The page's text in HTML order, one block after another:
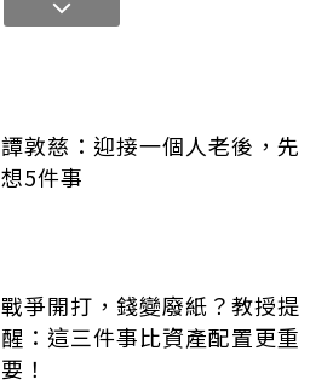
譚敦慈：迎接一個人老後，先
想5件事
戰爭開打，錢變廢紙？教授提
醒：這三件事比資產配置更重
要！